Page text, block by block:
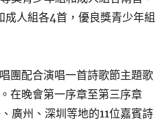
人組各4首，優良獎青少年組
團配合演唱一首詩歌節主題歌
在晚會第一序章至第三序章
廣州、深圳等地的11位嘉賓詩